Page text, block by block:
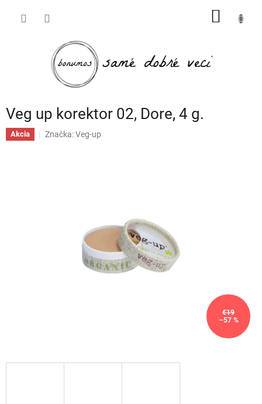
Veg up korektor 02, Dore, 4 g.
Akcia Značka:Veg-up
€19
–57 %